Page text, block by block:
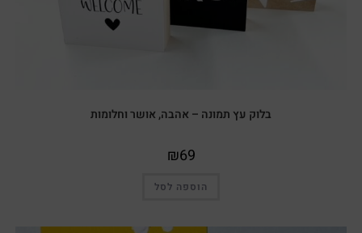
בלוק עץ תמונה – אהבה, אושר וחלומות
₪69
הוספה לסל